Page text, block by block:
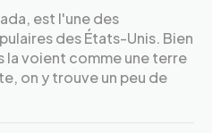
est l'une des
des États-Unis. Bien
la voient comme une terre
on y trouve un peu de